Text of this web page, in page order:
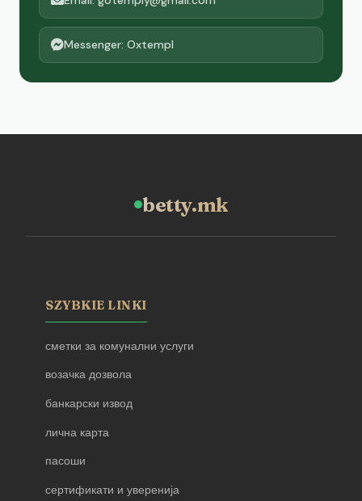
Messenger: Oxtempl
betty.mk
SZYBKIE LINKI
сметки за комунални услуги
возачка дозвола
банкарски извод
лична карта
пасоши
сертификати и уверенија